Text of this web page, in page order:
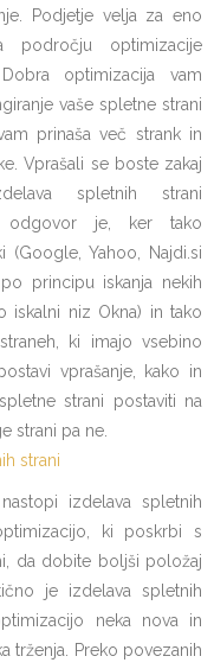
Podjetje velja za eno
optimizacije
optimizacija vam
vaše spletne strani
prinaša več strank in
Vprašali se boste zakaj
spletnih strani
odgovor je, ker tako
(Google, Yahoo, Najdi.si
principu iskanja nekih
iskalni niz Okna) in tako
ki imajo vsebino
vprašanje, kako in
strani postaviti na
strani pa ne.
izdelava spletnih
ki poskrbi s
da dobite boljši položaj
je izdelava spletnih
neka nova in
trženja. Preko povezanih